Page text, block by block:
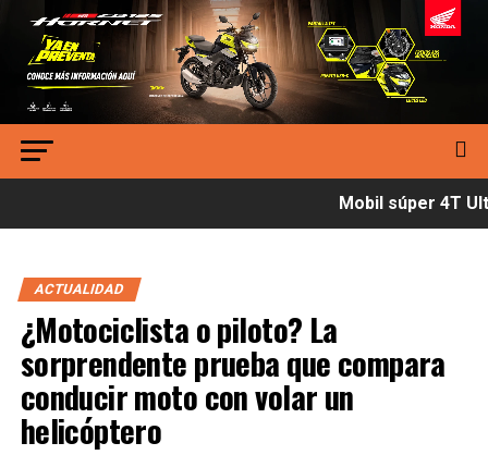
Mobil súper 4T
ACTUALIDAD
¿Motociclista o piloto? La
sorprendente prueba que compara
conducir moto con volar un
helicóptero